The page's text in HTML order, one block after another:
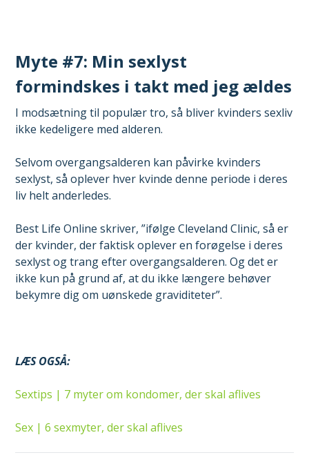
Myte #7: Min sexlyst
formindskes i takt med jeg ældes
I modsætning til populær tro, så bliver kvinders sexliv
ikke kedeligere med alderen.
Selvom overgangsalderen kan påvirke kvinders
sexlyst, så oplever hver kvinde denne periode i deres
liv helt anderledes.
Best Life Online skriver, ”ifølge Cleveland Clinic, så er
der kvinder, der faktisk oplever en forøgelse i deres
sexlyst og trang efter overgangsalderen. Og det er
ikke kun på grund af, at du ikke længere behøver
bekymre dig om uønskede graviditeter”.
LÆS OGSÅ:
Sextips | 7 myter om kondomer, der skal aflives
Sex | 6 sexmyter, der skal aflives